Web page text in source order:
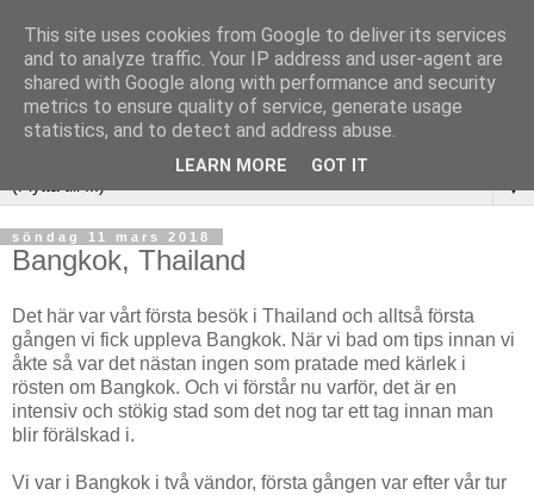
▼
söndag 11 mars 2018
Bangkok, Thailand
Det här var vårt första besök i Thailand och alltså första
gången vi fick uppleva Bangkok. När vi bad om tips innan vi
åkte så var det nästan ingen som pratade med kärlek i
rösten om Bangkok. Och vi förstår nu varför, det är en
intensiv och stökig stad som det nog tar ett tag innan man
blir förälskad i.
Vi var i Bangkok i två vändor, första gången var efter vår tur
This site uses cookies from Google to deliver its services
and to analyze traffic. Your IP address and user-agent are
shared with Google along with performance and security
metrics to ensure quality of service, generate usage
statistics, and to detect and address abuse.
LEARN MORE GOT IT